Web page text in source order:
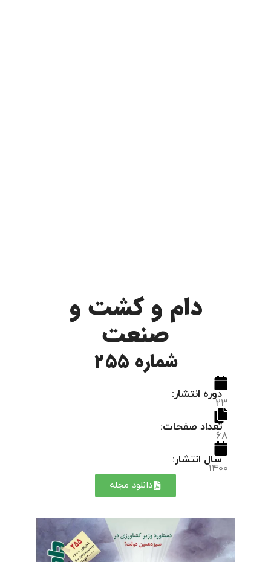
دام و کشت و
صنعت
شماره 255
دوره انتشار:
23
تعداد صفحات:
68
سال انتشار:
1400
دانلود مجله